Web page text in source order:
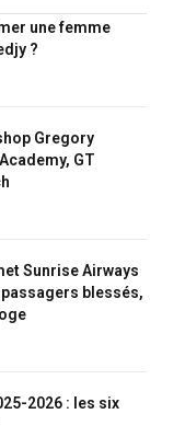
une femme
?
Gregory
GT
Sunrise Airways
blessés,
2026 : les six